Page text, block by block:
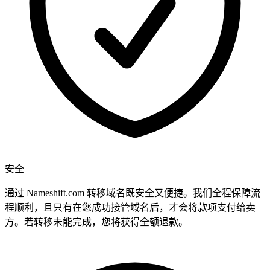
安全
通过 Nameshift.com 转移域名既安全又便捷。我们全程保障流
程顺利，且只有在您成功接管域名后，才会将款项支付给卖
方。若转移未能完成，您将获得全额退款。